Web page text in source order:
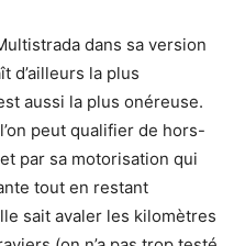
dans sa version
d’ailleurs la plus
aussi la plus onéreuse.
peut qualifier de hors-
par sa motorisation qui
tout en restant
sait avaler les kilomètres